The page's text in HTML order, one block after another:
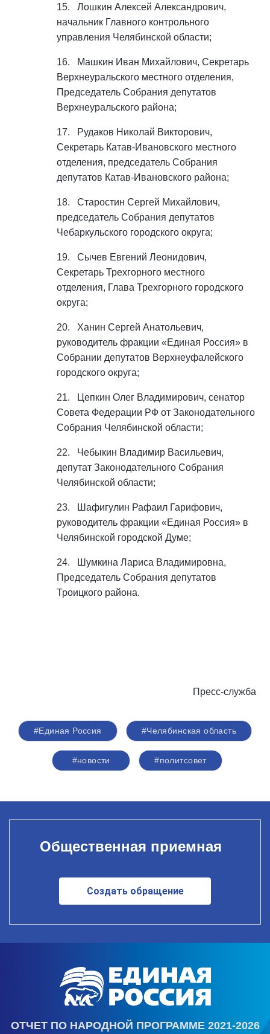
15. Лошкин Алексей Александрович,
начальник Главного контрольного
управления Челябинской области;
16. Машкин Иван Михайлович, Секретарь
Верхнеуральского местного отделения,
Председатель Собрания депутатов
Верхнеуральского района;
17. Рудаков Николай Викторович,
Секретарь Катав-Ивановского местного
отделения, председатель Собрания
депутатов Катав-Ивановского района;
18. Старостин Сергей Михайлович,
председатель Собрания депутатов
Чебаркульского городского округа;
19. Сычев Евгений Леонидович,
Секретарь Трехгорного местного
отделения, Глава Трехгорного городского
округа;
20. Ханин Сергей Анатольевич,
руководитель фракции «Единая Россия» в
Собрании депутатов Верхнеуфалейского
городского округа;
21. Цепкин Олег Владимирович, сенатор
Совета Федерации РФ от Законодательного
Собрания Челябинской области;
22. Чебыкин Владимир Васильевич,
депутат Законодательного Собрания
Челябинской области;
23. Шафигулин Рафаил Гарифович,
руководитель фракции «Единая Россия» в
Челябинской городской Думе;
24. Шумкина Лариса Владимировна,
Председатель Собрания депутатов
Троицкого района.
Пресс-служба
#Единая Россия #Челябинская область
#новости #политсовет
Общественная приемная
Создать обращение
ОТЧЕТ ПО НАРОДНОЙ ПРОГРАММЕ 2021-2026